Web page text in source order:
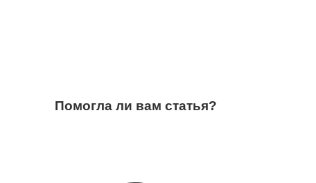
Помогла ли вам статья?